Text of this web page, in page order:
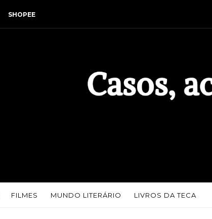
SHOPEE
FILMES MUNDO LITERÁRIO LIVROS DA TECA